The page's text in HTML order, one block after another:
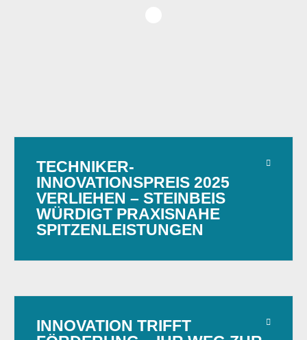
TECHNIKER-
INNOVATIONSPREIS 2025
VERLIEHEN – STEINBEIS
WÜRDIGT PRAXISNAHE
SPITZENLEISTUNGEN
INNOVATION TRIFFT